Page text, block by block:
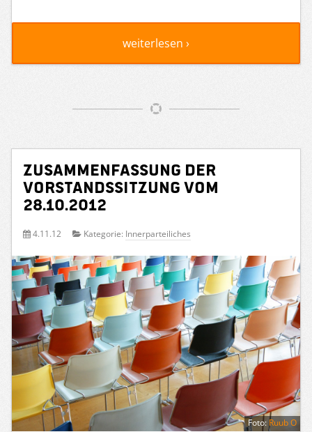
weiterlesen ›
Zusammenfassung der
Vorstandssitzung vom
28.10.2012
4.11.12 Kategorie: Innerparteiliches
Foto:Ruub O